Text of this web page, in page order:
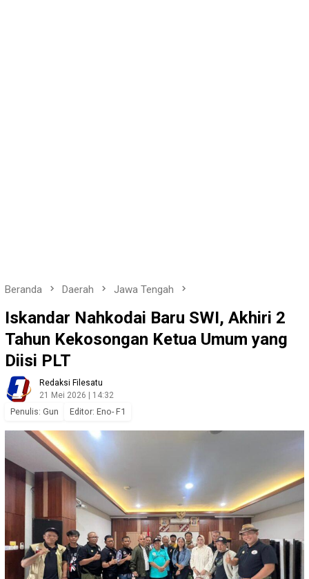
Beranda Daerah Jawa Tengah
Iskandar Nahkodai Baru SWI, Akhiri 2
Tahun Kekosongan Ketua Umum yang
Diisi PLT
Redaksi Filesatu
21 Mei 2026 | 14:32
Penulis: Gun Editor: Eno- F1